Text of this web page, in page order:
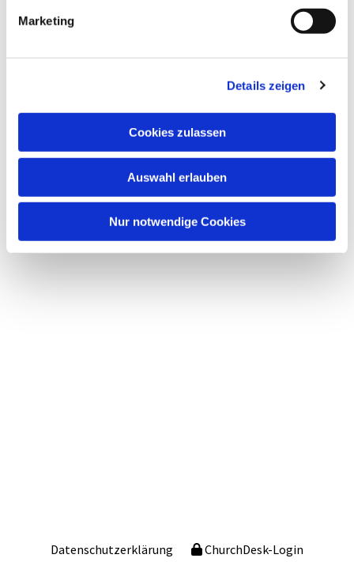
Marketing
Details zeigen
Cookies zulassen
Auswahl erlauben
Nur notwendige Cookies
Dies könnte Sie auch interessieren
Datenschutzerklärung ChurchDesk-Login